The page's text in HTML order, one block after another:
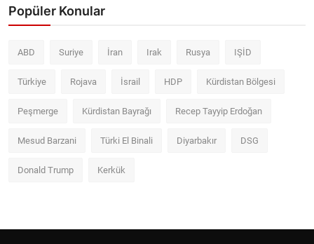
Popüler Konular
ABD Suriye İran Irak Rusya IŞİD
Türkiye Rojava İsrail HDP Kürdistan Bölgesi
Peşmerge Kürdistan Bayrağı Recep Tayyip Erdoğan
Mesud Barzani Türki El Binali Diyarbakır DSG
Donald Trump Kerkük